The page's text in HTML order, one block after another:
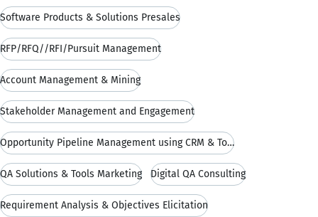
Software Products & Solutions Presales
RFP/RFQ//RFI/Pursuit Management
Account Management & Mining
Stakeholder Management and Engagement
Opportunity Pipeline Management using CRM & Tools
QA Solutions & Tools Marketing Digital QA Consulting
Requirement Analysis & Objectives Elicitation